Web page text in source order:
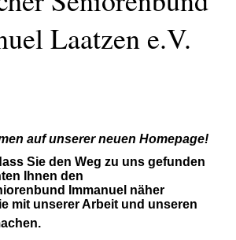
uel Laatzen e.V.
auf unserer neuen Homepage!
Sie den Weg zu uns gefunden
Ihnen den
Immanuel näher
mit unserer Arbeit und unseren